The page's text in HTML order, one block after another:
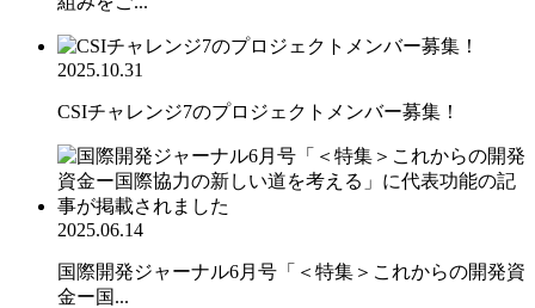
2025.10.31
CSIチャレンジ7のプロジェクトメンバー募集！
2025.06.14
国際開発ジャーナル6月号「＜特集＞これからの開発資
金ー国...